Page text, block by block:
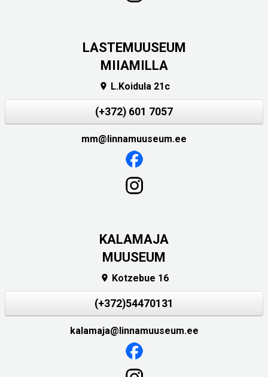
LASTEMUUSEUM
MIIAMILLA
 L.Koidula 21c
(+372) 601 7057
mm@linnamuuseum.ee
KALAMAJA
MUUSEUM
 Kotzebue 16
(+372)54470131
kalamaja@linnamuuseum.ee